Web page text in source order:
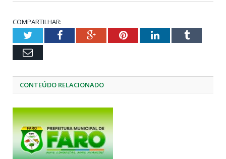
COMPARTILHAR:
TwitterFacebookGoogle+PinterestLinkedInTumblr
Email
CONTEÚDO RELACIONADO